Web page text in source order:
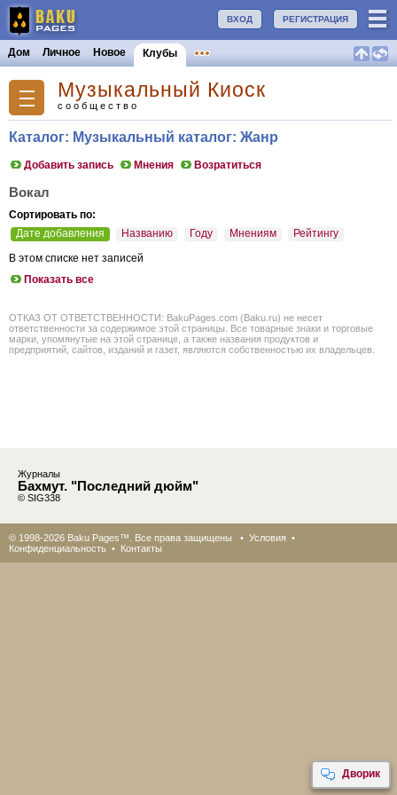
РЕГИСТРАЦИЯ
ВХОД
Дом Личное Новое Клубы
Музыкальный Киоск
сообщество
Каталог: Музыкальный каталог: Жанр
Добавить запись Мнения Возратиться
Вокал
Сортировать по:
Дате добавления
Названию Году Мнениям
Рейтингу
В этом списке нет записей
Показать все
ОТКАЗ ОТ ОТВЕТСТВЕННОСТИ: BakuPages.com (Baku.ru) не несет
ответственности за содержимое этой страницы. Все товарные знаки и торговые
марки, упомянутые на этой странице, а также названия продуктов и
предприятий, сайтов, изданий и газет, являются собственностью их владельцев.
Дворик
Журналы
Бахмут. "Последний дюйм"
© SIG338
© 1998-2026 Baku Pages™. Все права защищены • Условия •
Конфиденциальность • Контакты